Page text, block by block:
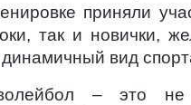
приняли
так и новички,
динамичный вид
– это не